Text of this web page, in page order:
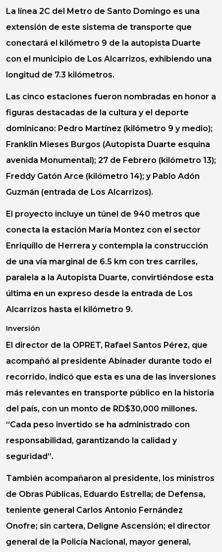
La línea 2C del Metro de Santo Domingo es una
extensión de este sistema de transporte que
conectará el kilómetro 9 de la autopista Duarte
con el municipio de Los Alcarrizos, exhibiendo una
longitud de 7.3 kilómetros.
Las cinco estaciones fueron nombradas en honor a
figuras destacadas de la cultura y el deporte
dominicano: Pedro Martínez (kilómetro 9 y medio);
Franklin Mieses Burgos (Autopista Duarte esquina
avenida Monumental); 27 de Febrero (kilómetro 13);
Freddy Gatón Arce (kilómetro 14); y Pablo Adón
Guzmán (entrada de Los Alcarrizos).
El proyecto incluye un túnel de 940 metros que
conecta la estación María Montez con el sector
Enriquillo de Herrera y contempla la construcción
de una vía marginal de 6.5 km con tres carriles,
paralela a la Autopista Duarte, convirtiéndose esta
última en un expreso desde la entrada de Los
Alcarrizos hasta el kilómetro 9.
Inversión
El director de la OPRET, Rafael Santos Pérez, que
acompañó al presidente Abinader durante todo el
recorrido, indicó que esta es una de las inversiones
más relevantes en transporte público en la historia
del país, con un monto de RD$30,000 millones.
“Cada peso invertido se ha administrado con
responsabilidad, garantizando la calidad y
seguridad”.
También acompañaron al presidente, los ministros
de Obras Públicas, Eduardo Estrella; de Defensa,
teniente general Carlos Antonio Fernández
Onofre; sin cartera, Deligne Ascensión; el director
general de la Policía Nacional, mayor general,